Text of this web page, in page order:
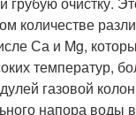
количестве
Са и Mg,
температур,
газовой
напора воды